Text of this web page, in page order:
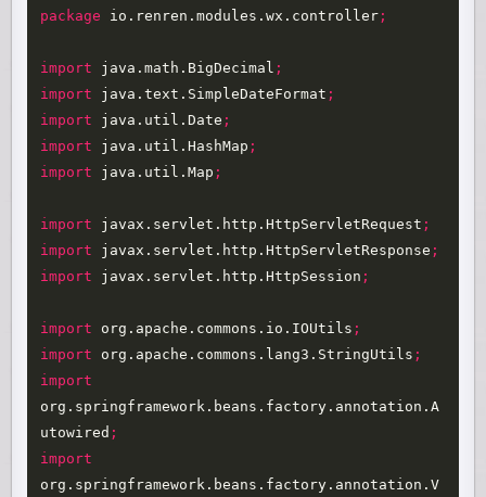
package io.renren.modules.wx.controller ;
import java.math.BigDecimal ;
import
java.text.SimpleDateFormat ;
import
java.util.Date ;
import
java.util.HashMap ;
import
java.util.Map ;
import javax.servlet.http.HttpServletRequest ;
import
javax.servlet.http.HttpServletResponse ;
import
javax.servlet.http.HttpSession ;
import org.apache.commons.io.IOUtils ;
import
org.apache.commons.lang3.StringUtils ;
import
org.springframework.beans.factory.annotation.A
utowired ;
import
org.springframework.beans.factory.annotation.V